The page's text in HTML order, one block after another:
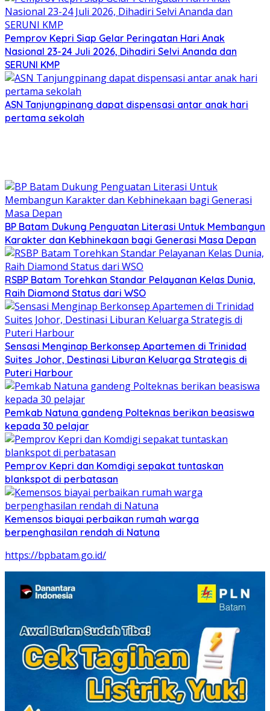
Pemprov Kepri Siap Gelar Peringatan Hari Anak
Nasional 23-24 Juli 2026, Dihadiri Selvi Ananda dan
SERUNI KMP
ASN Tanjungpinang dapat dispensasi antar anak hari
pertama sekolah
BP Batam Dukung Penguatan Literasi Untuk Membangun
Karakter dan Kebhinekaan bagi Generasi Masa Depan
RSBP Batam Torehkan Standar Pelayanan Kelas Dunia,
Raih Diamond Status dari WSO
Sensasi Menginap Berkonsep Apartemen di Trinidad
Suites Johor, Destinasi Liburan Keluarga Strategis di
Puteri Harbour
Pemkab Natuna gandeng Polteknas berikan beasiswa
kepada 30 pelajar
Pemprov Kepri dan Komdigi sepakat tuntaskan
blankspot di perbatasan
Kemensos biayai perbaikan rumah warga
berpenghasilan rendah di Natuna
https://bpbatam.go.id/